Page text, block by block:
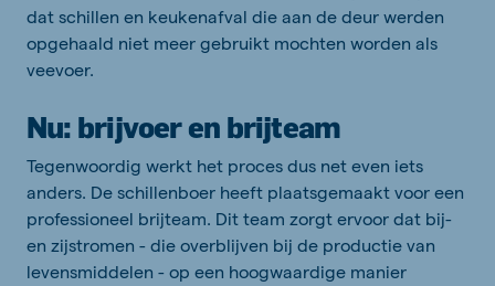
dat schillen en keukenafval die aan de deur werden
opgehaald niet meer gebruikt mochten worden als
veevoer.
Nu: brijvoer en brijteam
Tegenwoordig werkt het proces dus net even iets
anders. De schillenboer heeft plaatsgemaakt voor een
professioneel brijteam. Dit team zorgt ervoor dat bij-
en zijstromen - die overblijven bij de productie van
levensmiddelen - op een hoogwaardige manier